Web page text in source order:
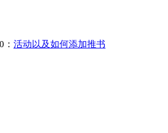
活动以及如何添加推书